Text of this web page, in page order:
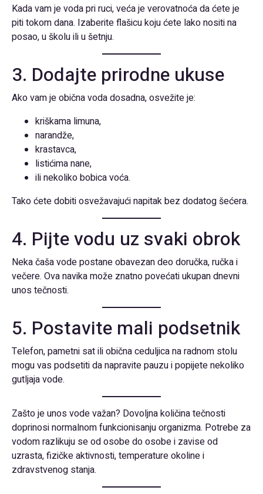
Kada vam je voda pri ruci, veća je verovatnoća da ćete je
piti tokom dana. Izaberite flašicu koju ćete lako nositi na
posao, u školu ili u šetnju.
3. Dodajte prirodne ukuse
Ako vam je obična voda dosadna, osvežite je:
kriškama limuna,
narandže,
krastavca,
listićima nane,
ili nekoliko bobica voća.
Tako ćete dobiti osvežavajući napitak bez dodatog šećera.
4. Pijte vodu uz svaki obrok
Neka čaša vode postane obavezan deo doručka, ručka i
večere. Ova navika može znatno povećati ukupan dnevni
unos tečnosti.
5. Postavite mali podsetnik
Telefon, pametni sat ili obična ceduljica na radnom stolu
mogu vas podsetiti da napravite pauzu i popijete nekoliko
gutljaja vode.
Zašto je unos vode važan? Dovoljna količina tečnosti
doprinosi normalnom funkcionisanju organizma. Potrebe za
vodom razlikuju se od osobe do osobe i zavise od
uzrasta, fizičke aktivnosti, temperature okoline i
zdravstvenog stanja.